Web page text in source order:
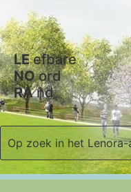
LEefbare
NOord
RAnd